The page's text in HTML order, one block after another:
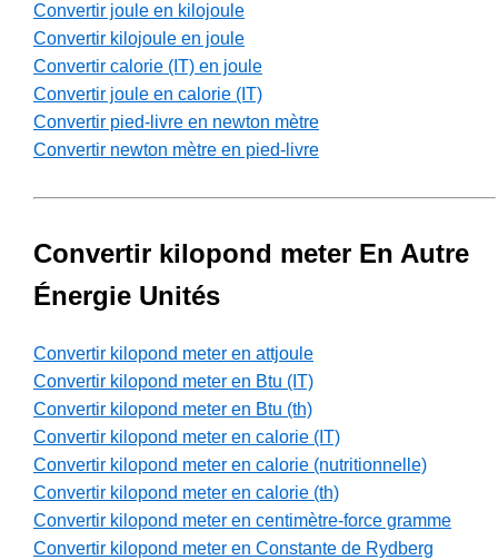
Convertir joule en kilojoule
Convertir kilojoule en joule
Convertir calorie (IT) en joule
Convertir joule en calorie (IT)
Convertir pied-livre en newton mètre
Convertir newton mètre en pied-livre
Convertir kilopond meter En Autre
Énergie Unités
Convertir kilopond meter en attjoule
Convertir kilopond meter en Btu (IT)
Convertir kilopond meter en Btu (th)
Convertir kilopond meter en calorie (IT)
Convertir kilopond meter en calorie (nutritionnelle)
Convertir kilopond meter en calorie (th)
Convertir kilopond meter en centimètre-force gramme
Convertir kilopond meter en Constante de Rydberg